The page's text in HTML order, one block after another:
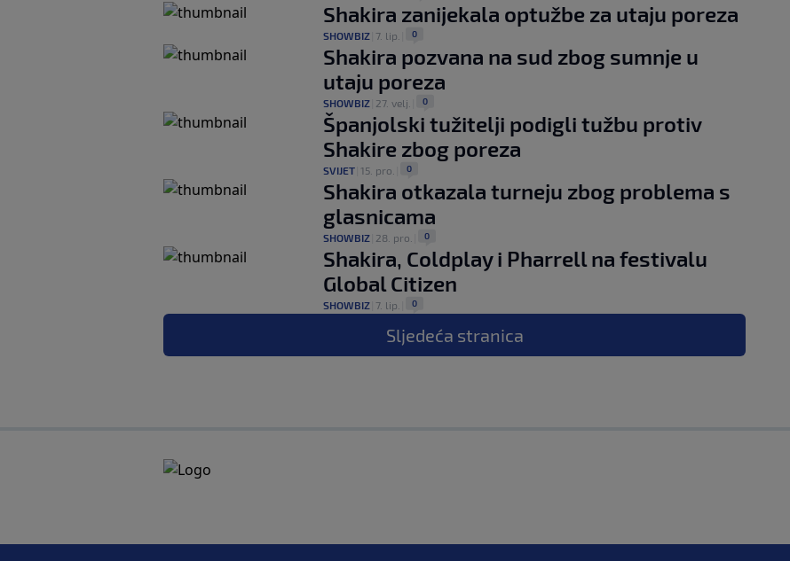
Shakira zanijekala optužbe za utaju poreza
SHOWBIZ 7. lip. 0
Shakira pozvana na sud zbog sumnje u
utaju poreza
SHOWBIZ 27. velj. 0
Španjolski tužitelji podigli tužbu protiv
Shakire zbog poreza
SVIJET 15. pro. 0
Shakira otkazala turneju zbog problema s
glasnicama
SHOWBIZ 28. pro. 0
Shakira, Coldplay i Pharrell na festivalu
Global Citizen
SHOWBIZ 7. lip. 0
Sljedeća stranica